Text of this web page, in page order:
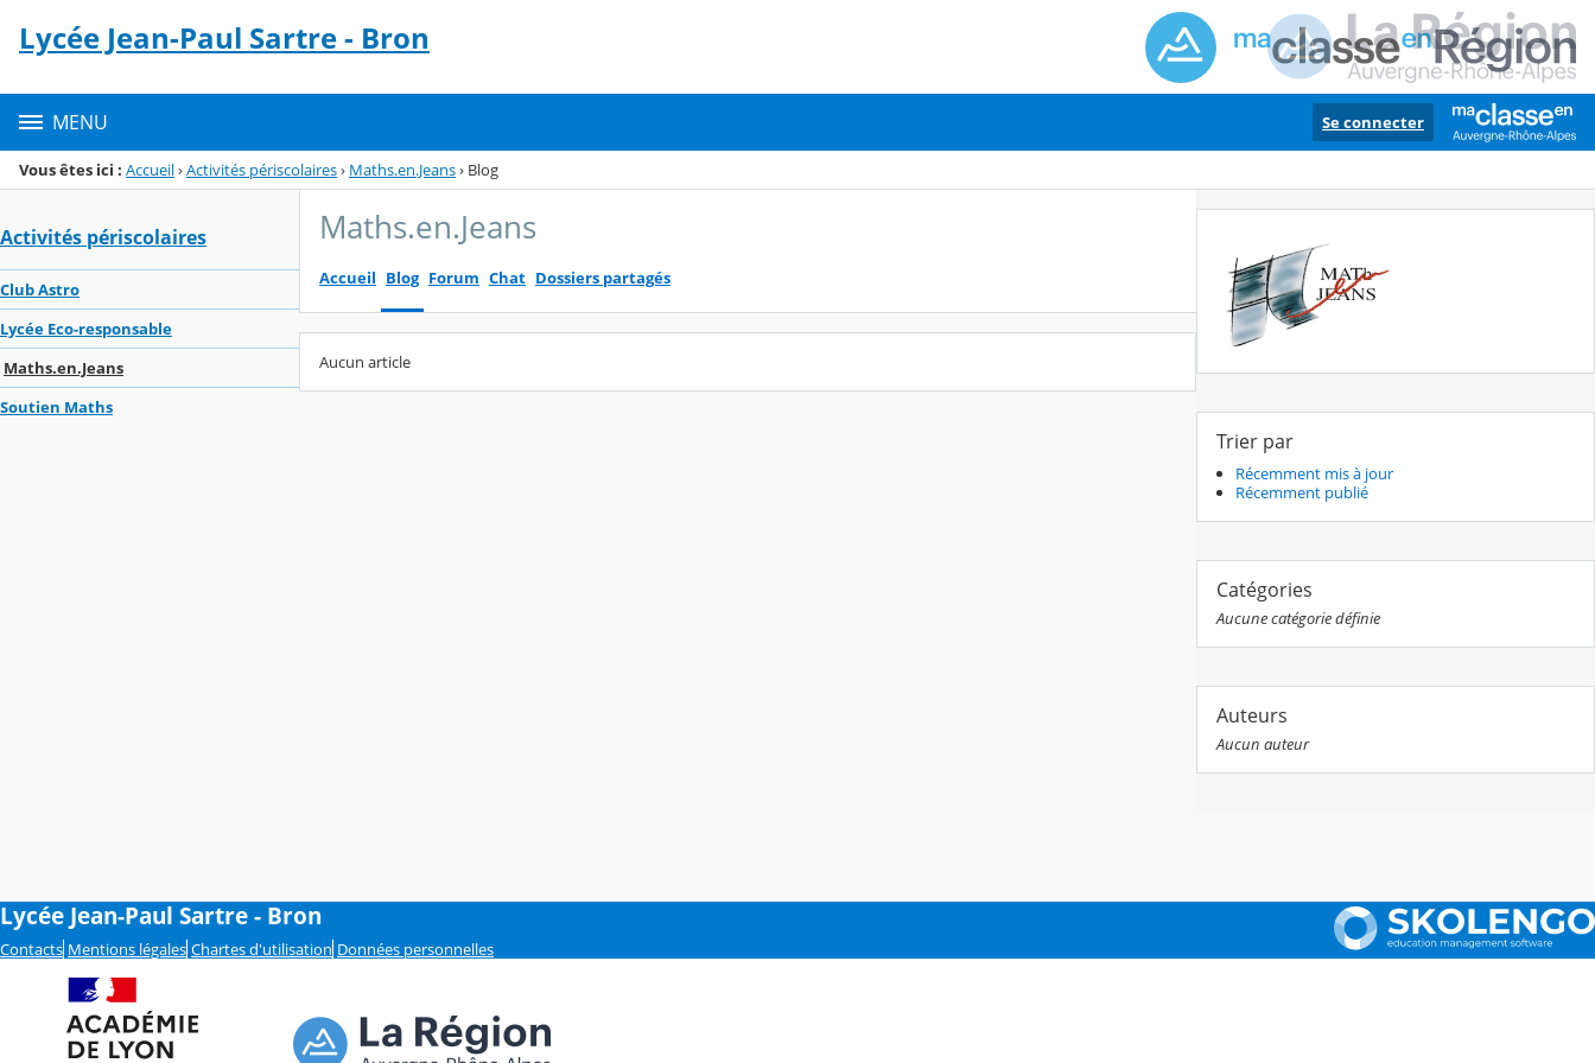
Menu de la rubrique
Contenu
Lycée Jean-Paul Sartre - Bron
MENU Se connecter
Vous êtes ici : Accueil›Activités périscolaires› Maths.en.Jeans› Blog
Activités périscolaires
Club Astro
Lycée Eco-responsable
Maths.en.Jeans
Soutien Maths
Maths.en.Jeans
Accueil Blog Forum Chat Dossiers partagés
Aucun article
Trier par
Récemment mis à jour
Récemment publié
Catégories
Aucune catégorie définie
Auteurs
Aucun auteur
Lycée Jean-Paul Sartre - Bron
Contacts Mentions légales Chartes d'utilisation Données personnelles